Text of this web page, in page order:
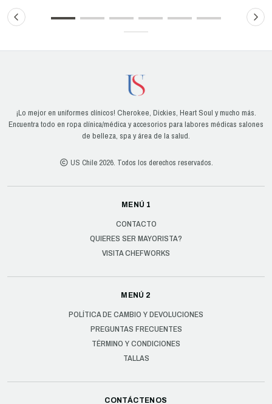
¡Lo mejor en uniformes clínicos! Cherokee, Dickies, Heart Soul y mucho más.
Encuentra todo en ropa clínica/médica y accesorios para labores médicas salones
de belleza, spa y área de la salud.
US Chile 2026. Todos los derechos reservados.
MENÚ 1
CONTACTO
QUIERES SER MAYORISTA?
VISITA CHEFWORKS
MENÚ 2
POLÍTICA DE CAMBIO Y DEVOLUCIONES
PREGUNTAS FRECUENTES
TÉRMINO Y CONDICIONES
TALLAS
CONTÁCTENOS